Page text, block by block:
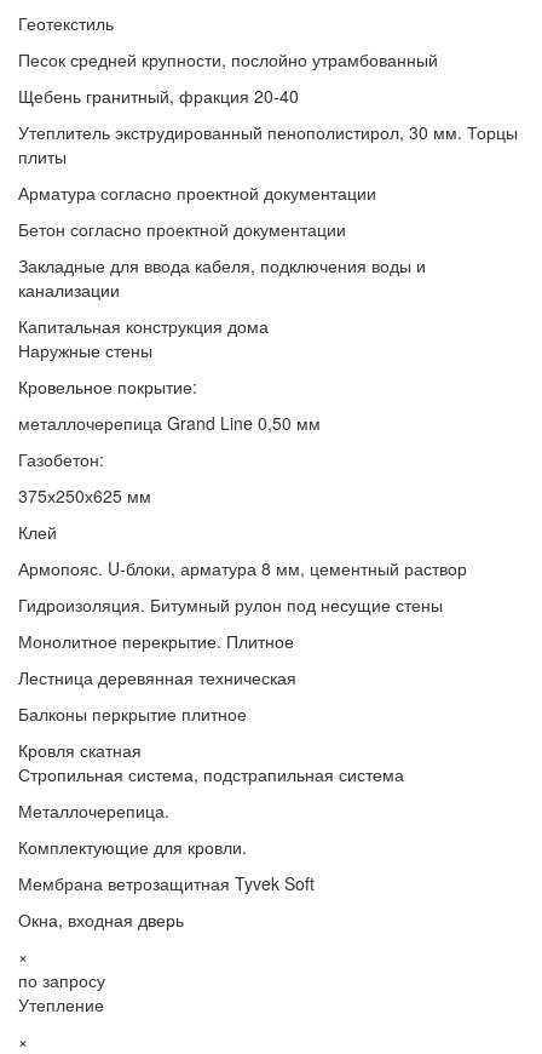
Геотекстиль
Песок средней крупности, послойно утрамбованный
Щебень гранитный, фракция 20-40
Утеплитель экструдированный пенополистирол, 30 мм. Торцы
плиты
Арматура согласно проектной документации
Бетон согласно проектной документации
Закладные для ввода кабеля, подключения воды и
канализации
Капитальная конструкция дома
Наружные стены
Кровельное покрытие:
металлочерепица Grand Line 0,50 мм
Газобетон:
375х250х625 мм
Клей
Армопояс. U-блоки, арматура 8 мм, цементный раствор
Гидроизоляция. Битумный рулон под несущие стены
Монолитное перекрытие. Плитное
Лестница деревянная техническая
Балконы перкрытие плитное
Кровля скатная
Стропильная система, подстрапильная система
Металлочерепица.
Комплектующие для кровли.
Мембрана ветрозащитная Tyvek Soft
Окна, входная дверь
×
по запросу
Утепление
×